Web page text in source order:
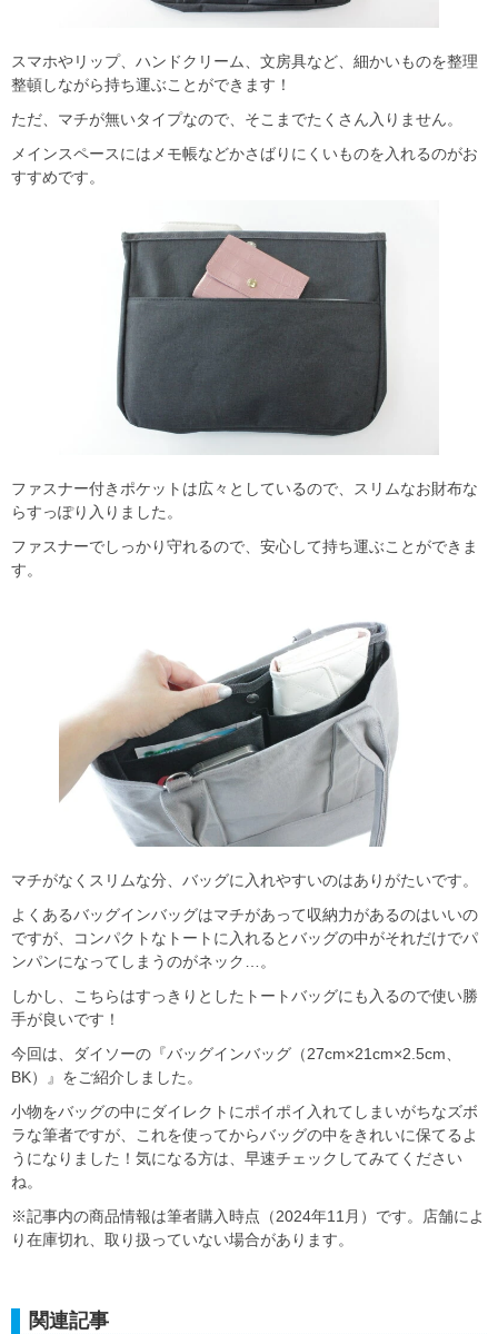
スマホやリップ、ハンドクリーム、文房具など、細かいものを整理
整頓しながら持ち運ぶことができます！
ただ、マチが無いタイプなので、そこまでたくさん入りません。
メインスペースにはメモ帳などかさばりにくいものを入れるのがお
すすめです。
ファスナー付きポケットは広々としているので、スリムなお財布な
らすっぽり入りました。
ファスナーでしっかり守れるので、安心して持ち運ぶことができま
す。
マチがなくスリムな分、バッグに入れやすいのはありがたいです。
よくあるバッグインバッグはマチがあって収納力があるのはいいの
ですが、コンパクトなトートに入れるとバッグの中がそれだけでパ
ンパンになってしまうのがネック…。
しかし、こちらはすっきりとしたトートバッグにも入るので使い勝
手が良いです！
今回は、ダイソーの『バッグインバッグ（27cm×21cm×2.5cm、
BK）』をご紹介しました。
小物をバッグの中にダイレクトにポイポイ入れてしまいがちなズボ
ラな筆者ですが、これを使ってからバッグの中をきれいに保てるよ
うになりました！気になる方は、早速チェックしてみてください
ね。
※記事内の商品情報は筆者購入時点（2024年11月）です。店舗によ
り在庫切れ、取り扱っていない場合があります。
関連記事